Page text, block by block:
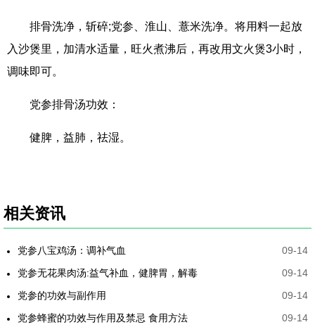
排骨洗净，斩碎;党参、淮山、薏米洗净。将用料一起放
入沙煲里，加清水适量，旺火煮沸后，再改用文火煲3小时，
调味即可。
党参排骨汤功效：
健脾，益肺，祛湿。
相关资讯
党参八宝鸡汤：调补气血
09-14
党参无花果肉汤:益气补血，健脾胃，解毒
09-14
党参的功效与副作用
09-14
党参蜂蜜的功效与作用及禁忌 食用方法
09-14